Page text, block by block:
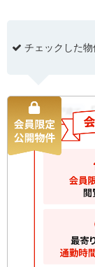
チェックした物
中古一戸建て